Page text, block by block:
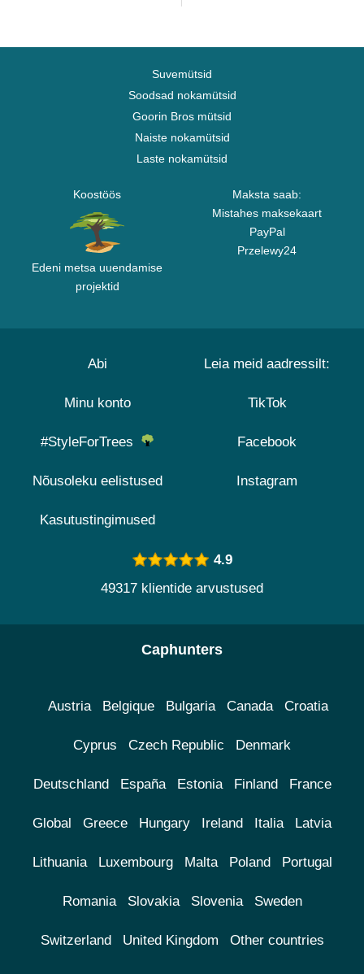
Suvemütsid
Soodsad nokamütsid
Goorin Bros mütsid
Naiste nokamütsid
Laste nokamütsid
Koostöös
Edeni metsa uuendamise
projektid
Maksta saab:
Mistahes maksekaart
PayPal
Przelewy24
Abi
Minu konto
#StyleForTrees
Nõusoleku eelistused
Kasutustingimused
Leia meid aadressilt:
TikTok
Facebook
Instagram
4.9
49317 klientide arvustused
Caphunters
Austria Belgique Bulgaria Canada Croatia
Cyprus Czech Republic Denmark
Deutschland España Estonia Finland France
Global Greece Hungary Ireland Italia Latvia
Lithuania Luxembourg Malta Poland Portugal
Romania Slovakia Slovenia Sweden
Switzerland United Kingdom Other countries